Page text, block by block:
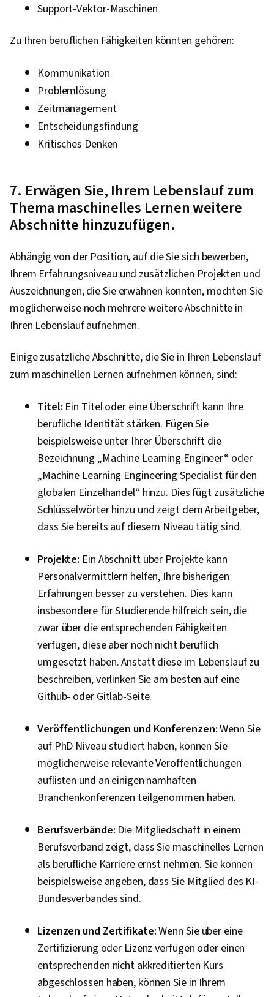
Support-Vektor-Maschinen
Zu Ihren beruflichen Fähigkeiten könnten gehören:
Kommunikation
Problemlösung
Zeitmanagement
Entscheidungsfindung
Kritisches Denken
7. Erwägen Sie, Ihrem Lebenslauf zum
Thema maschinelles Lernen weitere
Abschnitte hinzuzufügen.
Abhängig von der Position, auf die Sie sich bewerben,
Ihrem Erfahrungsniveau und zusätzlichen Projekten und
Auszeichnungen, die Sie erwähnen könnten, möchten Sie
möglicherweise noch mehrere weitere Abschnitte in
Ihren Lebenslauf aufnehmen.
Einige zusätzliche Abschnitte, die Sie in Ihren Lebenslauf
zum maschinellen Lernen aufnehmen können, sind:
Titel: Ein Titel oder eine Überschrift kann Ihre
berufliche Identität stärken. Fügen Sie
beispielsweise unter Ihrer Überschrift die
Bezeichnung „Machine Learning Engineer“ oder
„Machine Learning Engineering Specialist für den
globalen Einzelhandel“ hinzu. Dies fügt zusätzliche
Schlüsselwörter hinzu und zeigt dem Arbeitgeber,
dass Sie bereits auf diesem Niveau tätig sind.
Projekte: Ein Abschnitt über Projekte kann
Personalvermittlern helfen, Ihre bisherigen
Erfahrungen besser zu verstehen. Dies kann
insbesondere für Studierende hilfreich sein, die
zwar über die entsprechenden Fähigkeiten
verfügen, diese aber noch nicht beruflich
umgesetzt haben. Anstatt diese im Lebenslauf zu
beschreiben, verlinken Sie am besten auf eine
Github- oder Gitlab-Seite.
Veröffentlichungen und Konferenzen:Wenn Sie
auf PhD Niveau studiert haben, können Sie
möglicherweise relevante Veröffentlichungen
auflisten und an einigen namhaften
Branchenkonferenzen teilgenommen haben.
Berufsverbände: Die Mitgliedschaft in einem
Berufsverband zeigt, dass Sie maschinelles Lernen
als berufliche Karriere ernst nehmen. Sie können
beispielsweise angeben, dass Sie Mitglied des KI-
Bundesverbandes sind.
Lizenzen und Zertifikate:Wenn Sie über eine
Zertifizierung oder Lizenz verfügen oder einen
entsprechenden nicht akkreditierten Kurs
abgeschlossen haben, können Sie in Ihrem